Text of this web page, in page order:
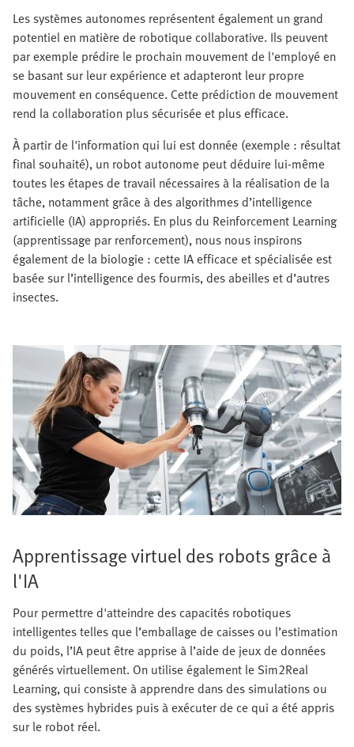
Les systèmes autonomes représentent également un grand
potentiel en matière de robotique collaborative. Ils peuvent
par exemple prédire le prochain mouvement de l'employé en
se basant sur leur expérience et adapteront leur propre
mouvement en conséquence. Cette prédiction de mouvement
rend la collaboration plus sécurisée et plus efficace.
À partir de l'information qui lui est donnée (exemple : résultat
final souhaité), un robot autonome peut déduire lui-même
toutes les étapes de travail nécessaires à la réalisation de la
tâche, notamment grâce à des algorithmes d’intelligence
artificielle (IA) appropriés. En plus du Reinforcement Learning
(apprentissage par renforcement), nous nous inspirons
également de la biologie : cette IA efficace et spécialisée est
basée sur l’intelligence des fourmis, des abeilles et d’autres
insectes.
Apprentissage virtuel des robots grâce à
l'IA
Pour permettre d'atteindre des capacités robotiques
intelligentes telles que l’emballage de caisses ou l’estimation
du poids, l’IA peut être apprise à l’aide de jeux de données
générés virtuellement. On utilise également le Sim2Real
Learning, qui consiste à apprendre dans des simulations ou
des systèmes hybrides puis à exécuter de ce qui a été appris
sur le robot réel.